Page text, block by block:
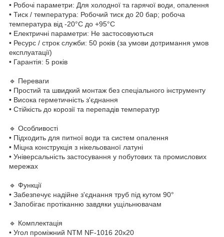
• Робочі параметри: Для холодної та гарячої води, опалення
• Тиск / температура: Робочий тиск до 20 бар; робоча
температура від -20°C до +95°C
• Електричні параметри: Не застосовуються
• Ресурс / строк служби: 50 років (за умови дотримання умов
експлуатації)
• Гарантія: 5 років
🔹 Переваги
• Простий та швидкий монтаж без спеціального інструменту
• Висока герметичність з'єднання
• Стійкість до корозії та перепадів температур
🔹 Особливості
• Підходить для питної води та систем опалення
• Міцна конструкція з нікельованої латуні
• Універсальність застосування у побутових та промислових
мережах
🔹 Функції
• Забезпечує надійне з'єднання труб під кутом 90°
• Запобігає протіканню завдяки ущільнювачам
🔹 Комплектація
• Угол проміжний NTM NF-1016 20х20